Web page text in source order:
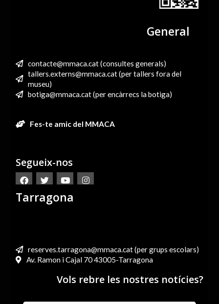
General
contacte@mmaca.cat (consultes generals)
tallers.externs@mmaca.cat (per tallers fora del
museu)
botiga@mmaca.cat (per encàrrecs la botiga)
Fes-te amic del MMACA
Segueix-nos
Tarragona
reserves.tarragona@mmaca.cat (per grups escolars)
Av. Ramon i Cajal 70 43005-Tarragona
Vols rebre les nostres notícies?